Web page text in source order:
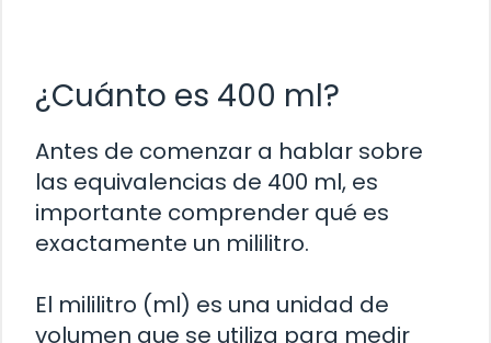
¿Cuánto es 400 ml?
Antes de comenzar a hablar sobre
las equivalencias de 400 ml, es
importante comprender qué es
exactamente un mililitro.
El mililitro (ml) es una unidad de
volumen que se utiliza para medir